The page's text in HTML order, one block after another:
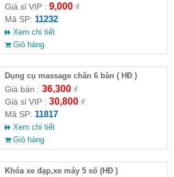
Giá sỉ VIP : 9,000₫
Mã SP: 11232
Xem chi tiết
Giỏ hàng
Dụng cụ massage chân 6 bàn ( HĐ )
Giá bán : 36,300₫
Giá sỉ VIP : 30,800₫
Mã SP: 11817
Xem chi tiết
Giỏ hàng
Khóa xe đạp,xe máy 5 số (HĐ )